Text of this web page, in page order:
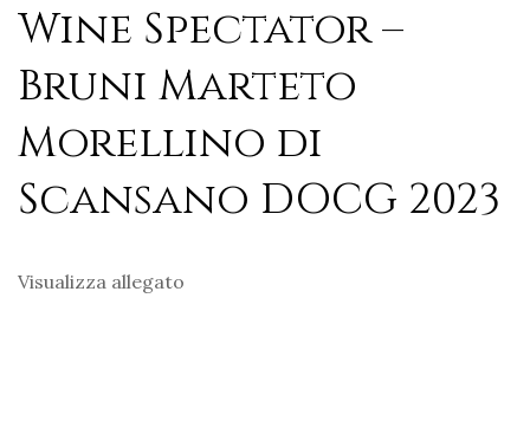
Wine Spectator –
Bruni Marteto
Morellino di
Scansano DOCG 2023
Visualizza allegato